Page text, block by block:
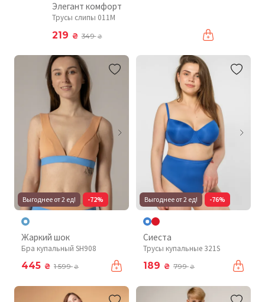
Элегант комфорт
Трусы слипы 011М
219 ₴ 349₴
Выгоднее от 2 ед! -72%
Жаркий шок
Бра купальный SH908
445 ₴ 1 599₴
Выгоднее от 2 ед! -76%
Сиеста
Трусы купальные 321S
189 ₴ 799₴